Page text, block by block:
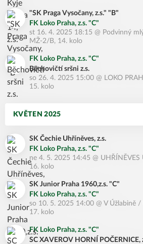
"SK Praga Vysočany, z.s." "B"
FK Loko Praha, z.s. "C"
st 16. 4. 2025 18:15 @ Podvinný
MŽ-2/B, 14. kolo
FK Loko Praha, z.s. "C"
Běchovičtí sršni z.s.
so 26. 4. 2025 15:00 @ LOKO
15. kolo
KVĚTEN 2025
SK Čechie Uhříněves, z.s.
FK Loko Praha, z.s. "C"
ne 4. 5. 2025 14:45 @ UHŘÍNĚVES
16. kolo
SK Junior Praha 1960,z.s. "C"
FK Loko Praha, z.s. "C"
so 10. 5. 2025 14:00 @ V Úžlabině /
17. kolo
FK Loko Praha, z.s. "C"